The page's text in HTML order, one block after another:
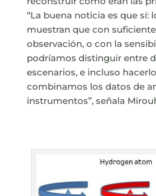
“La buena noticia es que sí:
muestran que con
observación, o con la
podríamos distinguir entre
escenarios, e incluso
combinamos los datos de
instrumentos”, señala